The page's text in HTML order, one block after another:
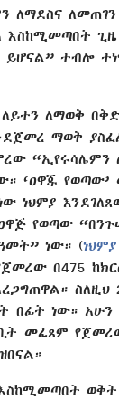
ለማደስና
እስከሚመጣበት ጊዜ
ተብሎ
ለማወቅ
ማወቅ
“ኢየሩሳሌምን
‘ዐዋጁ የወጣው’
ነህምያ
የወጣው
ነው። (ነህምያ
በ475
ስለዚህ
በፊት ነው።
መፈጸም
ወቅት